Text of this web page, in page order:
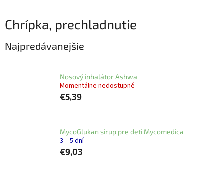
Chrípka, prechladnutie
Najpredávanejšie
Nosový inhalátor Ashwa
Momentálne nedostupné
€5,39
MycoGlukan sirup pre deti Mycomedica
3 – 5 dní
€9,03